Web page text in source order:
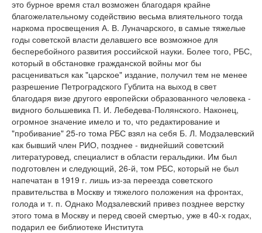
это бурное время стал возможен благодаря крайне
благожелательному содействию весьма влиятельного тогда
наркома просвещения А. В. Луначарского, в самые тяжелые
годы советской власти делавшего все возможное для
бесперебойного развития российской науки. Более того, РБС,
который в обстановке гражданской войны мог бы
расцениваться как "царское" издание, получил тем не менее
разрешение Петроградского Гублита на выход в свет
благодаря визе другого европейски образованного человека -
видного большевика П. И. Лебедева-Полянского. Наконец,
огромное значение имело и то, что редактирование и
"пробивание" 25-го тома РБС взял на себя Б. Л. Модзалевский
как бывший член РИО, позднее - виднейший советский
литературовед, специалист в области геральдики. Им был
подготовлен и следующий, 26-й, том РБС, который не был
напечатан в 1919 г. лишь из-за переезда советского
правительства в Москву и тяжелого положения на фронтах,
голода и т. п. Однако Модзалевский привез позднее верстку
этого тома в Москву и перед своей смертью, уже в 40-х годах,
подарил ее библиотеке Института